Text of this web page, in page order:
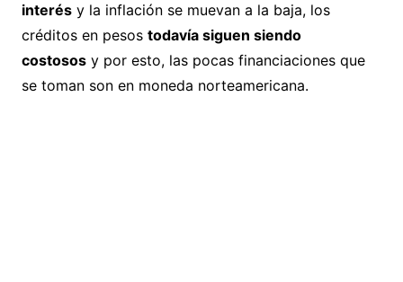
interésy la inflación se muevan a la baja, los
créditos en pesos todavía siguen siendo
costososy por esto, las pocas financiaciones que
se toman son en moneda norteamericana.